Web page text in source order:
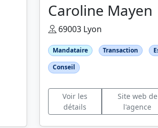
Caroline Mayen
69003 Lyon
Mandataire Transaction
Conseil
Voir les
détails
Site web de
l'agence